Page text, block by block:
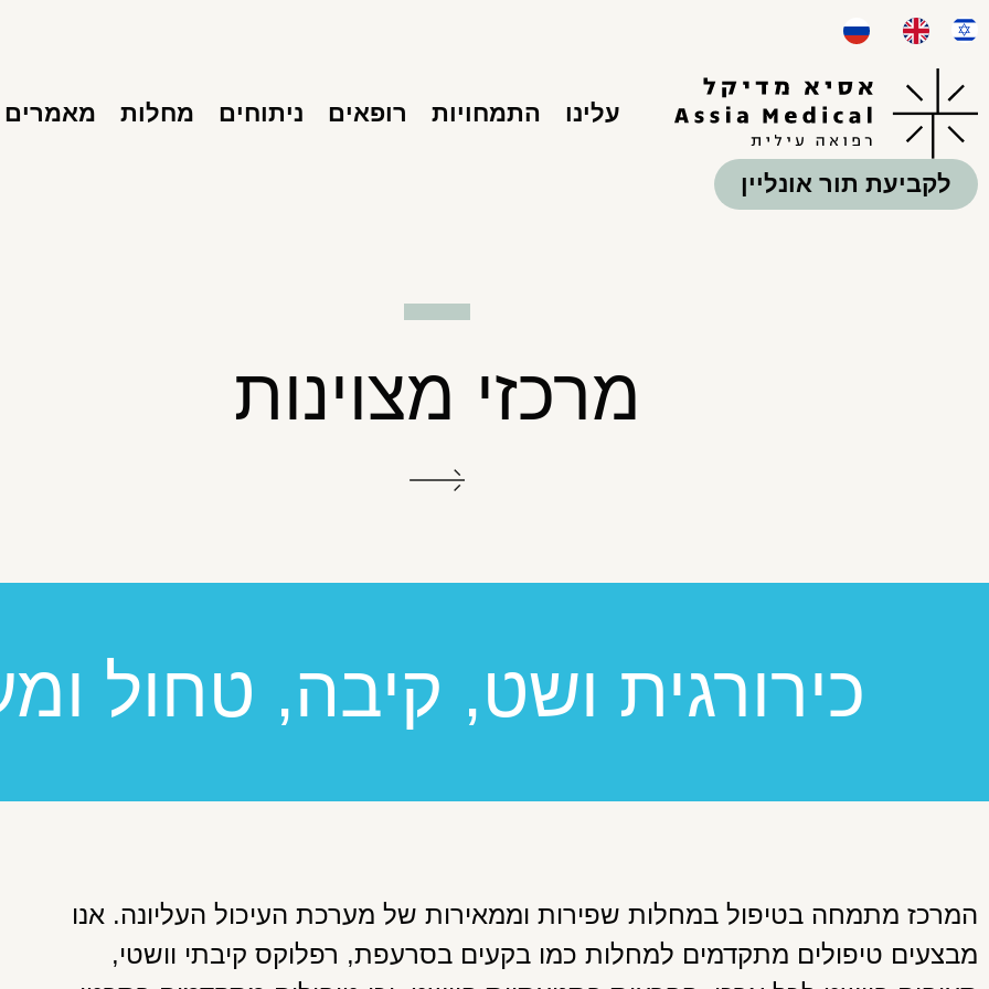
עלינו התמחויות רופאים ניתוחים מחלות מאמרים
לקביעת תור אונליין
מרכזי מצוינות
כירורגית ושט, קיבה, טחול
המרכז מתמחה בטיפול במחלות שפירות וממאירות של מערכת העיכול העליונה. אנו
מבצעים טיפולים מתקדמים למחלות כמו בקעים בסרעפת, רפלוקס קיבתי וושטי,